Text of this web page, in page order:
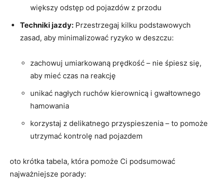
większy‍ odstęp od pojazdów ⁣z przodu
Techniki jazdy: Przestrzegaj kilku podstawowych
zasad, aby minimalizować ryzyko w deszczu:
zachowuj umiarkowaną prędkość – nie śpiesz ⁢się,
aby mieć czas na reakcję
unikać nagłych ‌ruchów kierownicą‍ i ⁢gwałtownego
hamowania
korzystaj ⁤z delikatnego‍ przyspieszenia – to pomoże
utrzymać kontrolę nad pojazdem
oto krótka‍ tabela, która pomoże Ci ⁣podsumować
najważniejsze porady: